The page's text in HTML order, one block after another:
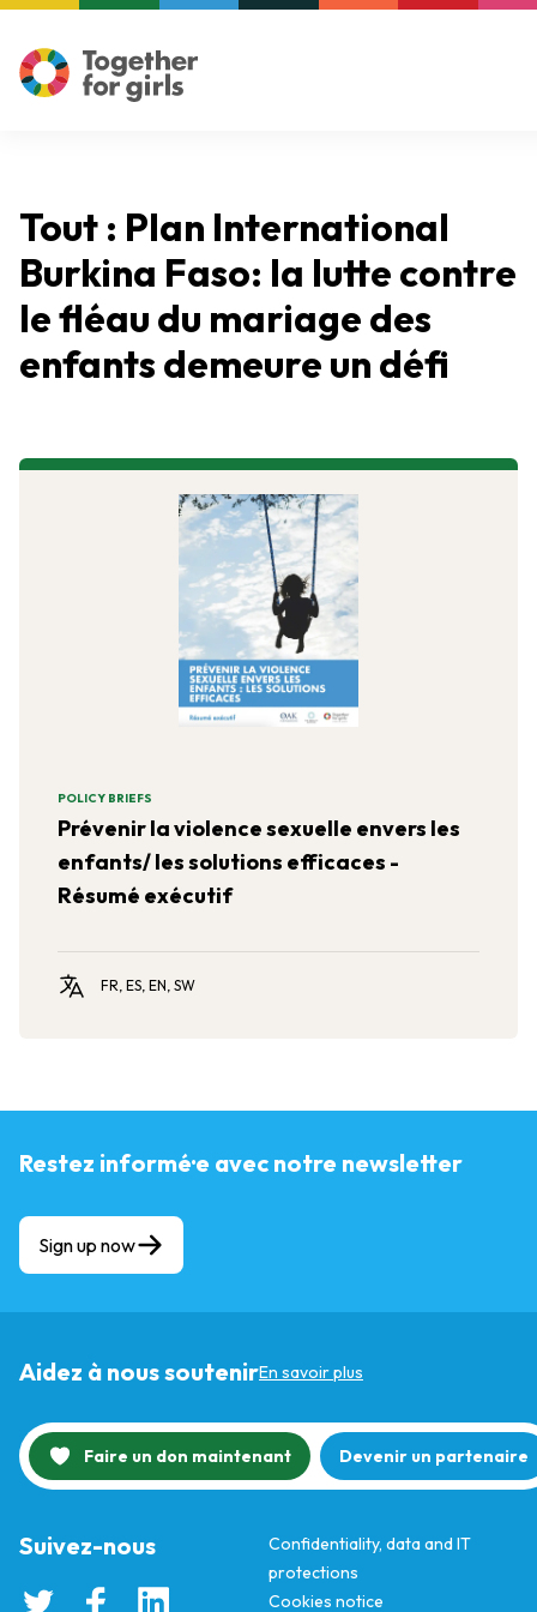
Tout : Plan International
Burkina Faso: la lutte contre
le fléau du mariage des
enfants demeure un défi
POLICY BRIEFS
Prévenir la violence sexuelle envers les
enfants/ les solutions efficaces -
Résumé exécutif
FR, ES, EN, SW
Restez informé·e avec notre newsletter
Sign up now
Aidez à nous soutenirEn savoir plus
Faire un don maintenant Devenir un partenaire
Confidentiality, data and IT
protections
Cookies notice
Suivez-nous